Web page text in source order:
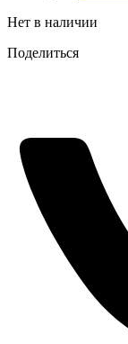
Нет в наличии
Поделиться